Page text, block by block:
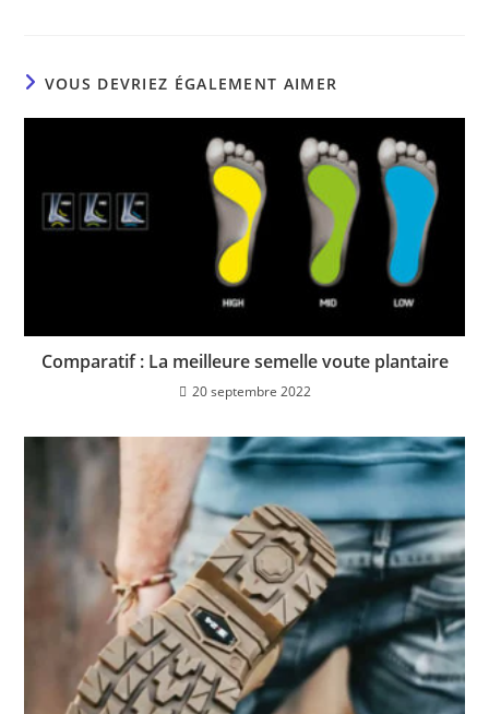
VOUS DEVRIEZ ÉGALEMENT AIMER
Comparatif : La meilleure semelle voute plantaire
20 septembre 2022